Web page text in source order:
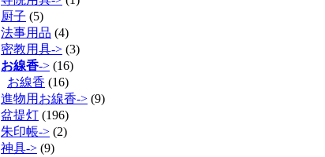
厨子 (5)
法事用品 (4)
密教用具-> (3)
お線香-> (16)
お線香 (16)
進物用お線香-> (9)
盆提灯 (196)
朱印帳-> (2)
神具-> (9)